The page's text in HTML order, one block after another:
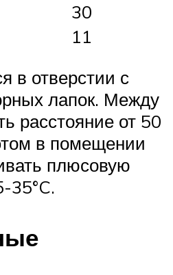
30
11
в отверстии с
лапок. Между
расстояние от 50
в помещении
плюсовую
35°C.